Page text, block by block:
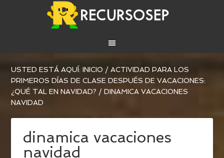
USTED ESTÁ AQUÍ:INICIO / ACTIVIDAD PARA LOS
PRIMEROS DÍAS DE CLASE DESPUÉS DE VACACIONES:
¿QUÉ TAL EN NAVIDAD? / DINAMICA VACACIONES
NAVIDAD
dinamica vacaciones
navidad